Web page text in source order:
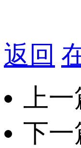
返回
上一
下一